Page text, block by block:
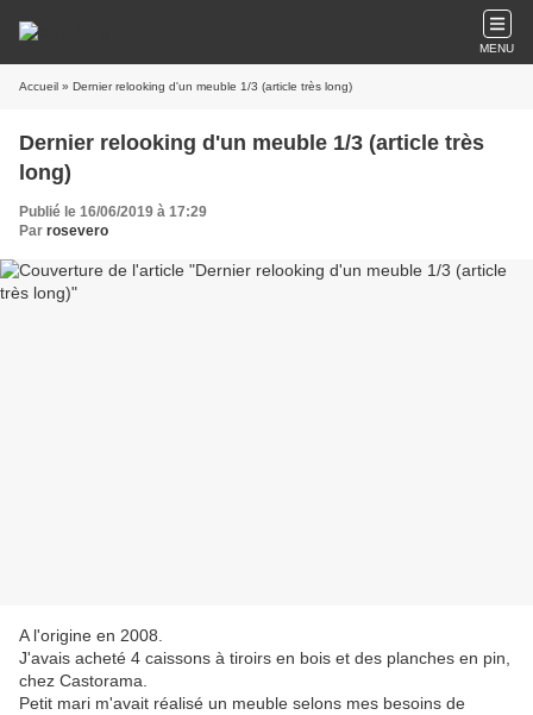
MENU
Accueil » Dernier relooking d'un meuble 1/3 (article très long)
Dernier relooking d'un meuble 1/3 (article très
long)
Publié le 16/06/2019 à 17:29
Par rosevero
A l'origine en 2008.
J'avais acheté 4 caissons à tiroirs en bois et des planches en pin,
chez Castorama.
Petit mari m'avait réalisé un meuble selons mes besoins de